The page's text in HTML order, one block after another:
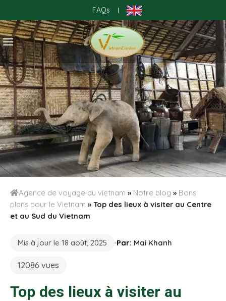
to
content
FAQs |
Agence de voyage au vietnam » Notre blog » Bons
plans pour le Vietnam » Top des lieux à visiter au Centre
et au Sud du Vietnam
Mis à jour le 18 août, 2025 Par: Mai Khanh
12086 vues
Top des lieux à visiter au